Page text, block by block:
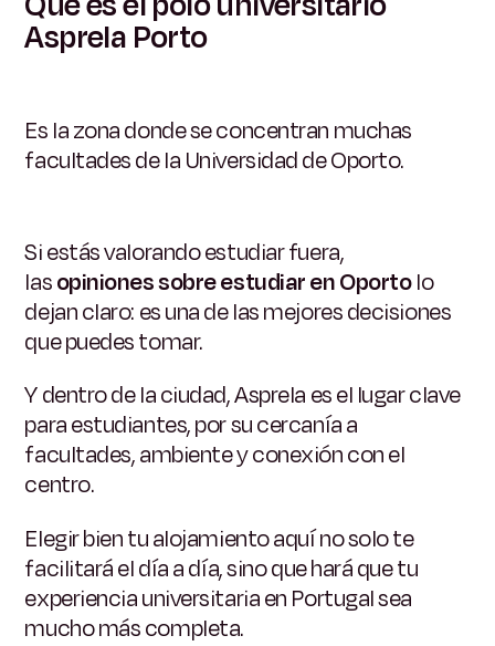
Asprela Porto
Es la zona donde se concentran muchas
facultades de la Universidad de Oporto.
Si estás valorando estudiar fuera,
lasopiniones sobre estudiar en Oportolo
dejan claro: es una de las mejores decisiones
que puedes tomar.
Y dentro de la ciudad, Asprela es el lugar clave
para estudiantes, por su cercanía a
facultades, ambiente y conexión con el
centro.
Elegir bien tu alojamiento aquí no solo te
facilitará el día a día, sino que hará que tu
experiencia universitaria en Portugal sea
mucho más completa.